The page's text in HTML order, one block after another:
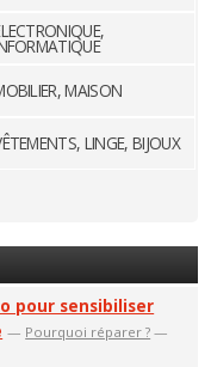
MAISON
LINGE, BIJOUX
pour sensibiliser
— Pourquoi réparer ? —